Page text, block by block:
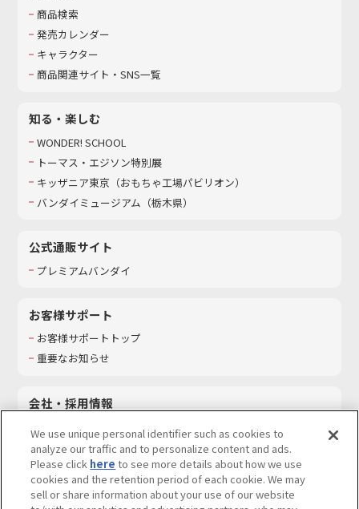
商品検索
発売カレンダー
キャラクター
商品関連サイト・SNS一覧
知る・楽しむ
WONDER! SCHOOL
トーマス・エジソン特別展
キッザニア東京（おもちゃ工場パビリオン）​
バンダイミュージアム（栃木県）
公式通販サイト
プレミアムバンダイ
お客様サポート
お客様サポートトップ
重要なお知らせ
会社・採用情報
採用情報
サステナビリティ
お問い合わせ
We use unique personal identifier such as cookies to
analyze our traffic and to personalize content and ads.
Please click here to see more details about how we use
cookies and the retention period of each cookie. We may
sell or share information about your use of our website